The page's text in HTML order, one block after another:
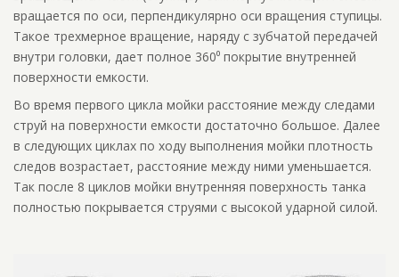
вращается по оси, перпендикулярно оси вращения ступицы.
Такое трехмерное вращение, наряду с зубчатой передачей
внутри головки, дает полное 360⁰ покрытие внутренней
поверхности емкости.
Во время первого цикла мойки расстояние между следами
струй на поверхности емкости достаточно большое. Далее
в следующих циклах по ходу выполнения мойки плотность
следов возрастает, расстояние между ними уменьшается.
Так после 8 циклов мойки внутренняя поверхность танка
полностью покрывается струями с высокой ударной силой.